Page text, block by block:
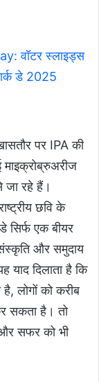
वॉटर स्लाइड्स
डे 2025
पर IPA की
जा रहे हैं।
छवि के
सिर्फ एक बीयर
संस्कृति और समुदाय
याद दिलाता है कि
लोगों को करीब
सकता है। तो
सफर को भी